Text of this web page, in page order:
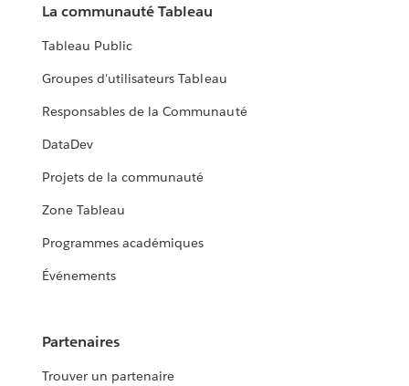
La communauté Tableau
Tableau Public
Groupes d'utilisateurs Tableau
Responsables de la Communauté
DataDev
Projets de la communauté
Zone Tableau
Programmes académiques
Événements
Partenaires
Trouver un partenaire